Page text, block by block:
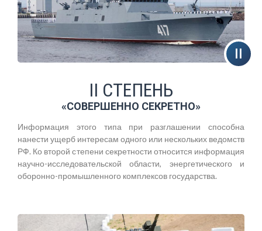
II СТЕПЕНЬ
«СОВЕРШЕННО СЕКРЕТНО»
Информация этого типа при разглашении способна
нанести ущерб интересам одного или нескольких ведомств
РФ. Ко второй степени секретности относится информация
научно-исследовательской области, энергетического и
оборонно-промышленного комплексов государства.